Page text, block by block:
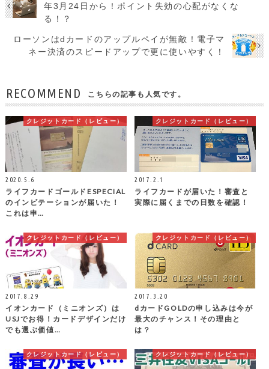
年3月24日から！ポイント失効の心配がなくな
る！？
ローソンはdカードのアップルペイが無敵！電子マ
ネー決済のスピードアップで更に使いやすく！
RECOMMEND こちらの記事も人気です。
クレジットカード（レビュー）
2020.5.6
ライフカードゴールドESPECIAL
のインビテーションが届いた！
これは申…
クレジットカード（レビュー）
2017.2.1
ライフカードが届いた！審査と
実際に届くまでの日数を確認！
クレジットカード（レビュー）
2017.8.29
イオンカード（ミニオンズ）は
USJでお得！カードデザインだけ
でも選ぶ価値…
クレジットカード（レビュー）
2017.3.20
dカードGOLDの申し込みは今が
最大のチャンス！その理由と
は？
クレジットカード（レビュー） クレジットカード（レビュー）